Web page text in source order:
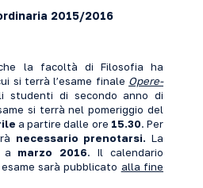
2015/2016
la facoltà di Filosofia ha
si terrà l’esame finale Opere-
studenti di secondo anno di
si terrà nel pomeriggio del
a partire dalle ore 15.30. Per
necessario prenotarsi. La
a marzo 2016. Il calendario
sarà pubblicato alla fine